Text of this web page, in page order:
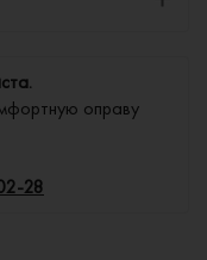
оправу
28